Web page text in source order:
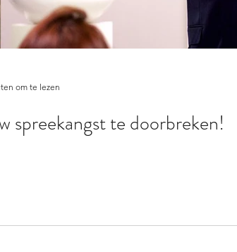
spreekangst te doorbreken!
om te lezen